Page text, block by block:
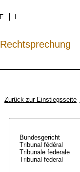
F
Rechtsprechung
Zurück zur Einstiegsseite
Bundesgericht
Tribunal fédéral
Tribunale federale
Tribunal federal